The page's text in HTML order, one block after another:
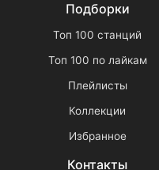
Подборки
Топ 100 станций
Топ 100 по лайкам
Плейлисты
Коллекции
Избранное
Контакты